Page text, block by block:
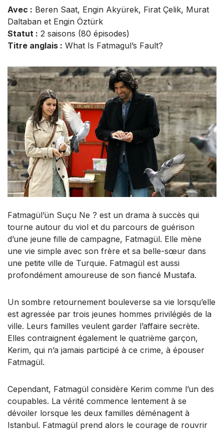
Avec : Beren Saat, Engin Akyürek, Firat Çelik, Murat
Daltaban et Engin Öztürk
Statut : 2 saisons (80 épisodes)
Titre anglais : What Is Fatmagul’s Fault?
Fatmagül’ün Suçu Ne ? est un drama à succès qui
tourne autour du viol et du parcours de guérison
d’une jeune fille de campagne, Fatmagül. Elle mène
une vie simple avec son frère et sa belle-sœur dans
une petite ville de Turquie. Fatmagül est aussi
profondément amoureuse de son fiancé Mustafa.
Un sombre retournement bouleverse sa vie lorsqu’elle
est agressée par trois jeunes hommes privilégiés de la
ville. Leurs familles veulent garder l’affaire secrète.
Elles contraignent également le quatrième garçon,
Kerim, qui n’a jamais participé à ce crime, à épouser
Fatmagül.
Cependant, Fatmagül considère Kerim comme l’un des
coupables. La vérité commence lentement à se
dévoiler lorsque les deux familles déménagent à
Istanbul. Fatmagül prend alors le courage de rouvrir